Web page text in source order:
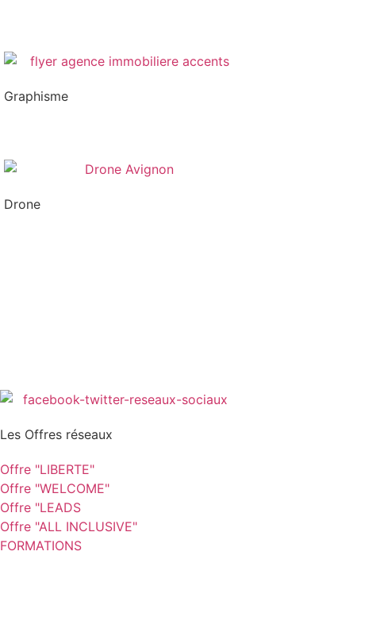
Graphisme
Drone
Les Offres réseaux
Offre "LIBERTE"
Offre "WELCOME"
Offre "LEADS
Offre "ALL INCLUSIVE"
FORMATIONS